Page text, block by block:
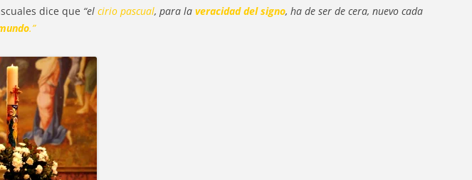
dice que “el cirio pascual, para la veracidad del signo, ha de ser de cera, nuevo cada
.”